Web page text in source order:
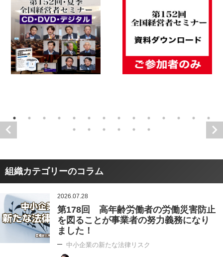
組織カテゴリーのコラム
2026.07.28
第178回 高年齢労働者の労働災害防止
を図ることが事業者の努力義務になり
ました！
中小企業の新たな法律リスク